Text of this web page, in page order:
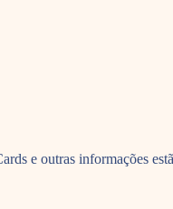
e outras informações